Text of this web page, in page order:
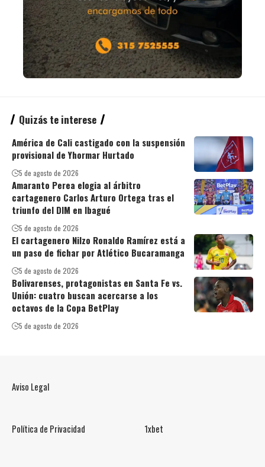
Quizás te interese
América de Cali castigado con la suspensión
provisional de Yhormar Hurtado
5 de agosto de 2026
Amaranto Perea elogia al árbitro
cartagenero Carlos Arturo Ortega tras el
triunfo del DIM en Ibagué
5 de agosto de 2026
El cartagenero Nilzo Ronaldo Ramírez está a
un paso de fichar por Atlético Bucaramanga
5 de agosto de 2026
Bolivarenses, protagonistas en Santa Fe vs.
Unión: cuatro buscan acercarse a los
octavos de la Copa BetPlay
5 de agosto de 2026
Aviso Legal
Política de Privacidad 1xbet